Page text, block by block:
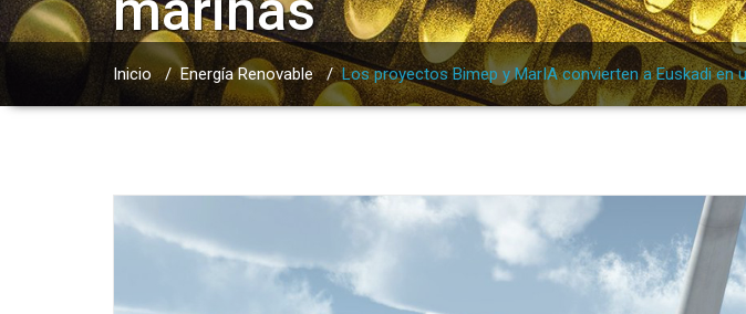
Inicio /Energía Renovable/Los proyectos Bimep y MarIA convierten a Euskadi